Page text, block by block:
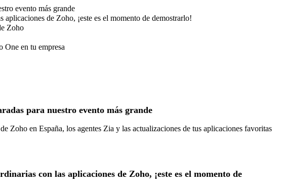
evento más grande
de Zoho, ¡este es el momento de demostrarlo!
Zoho
One en tu empresa
para nuestro evento más grande
Zoho en España, los agentes Zia y las actualizaciones de tus aplicaciones favoritas
con las aplicaciones de Zoho, ¡este es el momento de